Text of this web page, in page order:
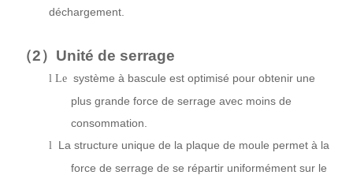
déchargement.
（2） Unité de serrage
l Le système à bascule est optimisé pour obtenir une
plus grande force de serrage avec moins de
consommation.
l
La structure unique de la plaque de moule permet à la
force de serrage de se répartir uniformément sur le